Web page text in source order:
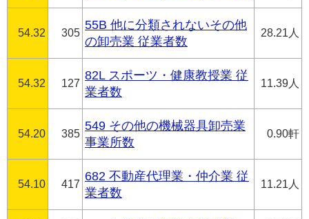
54.32 305
55B 他に分類されないその他
の卸売業 従業者数
28.21人
54.32 127
82L スポーツ・健康教授業 従
業者数
11.39人
54.20 385
549 その他の機械器具卸売業
事業所数
0.90軒
54.10 417
682 不動産代理業・仲介業 従
業者数
11.21人